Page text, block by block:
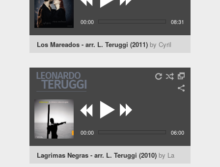
00:00 08:31
Los Mareados - arr. L. Teruggi (2011) by Cyril
00:00 06:00
Lagrimas Negras - arr. L. Teruggi (2010) by La